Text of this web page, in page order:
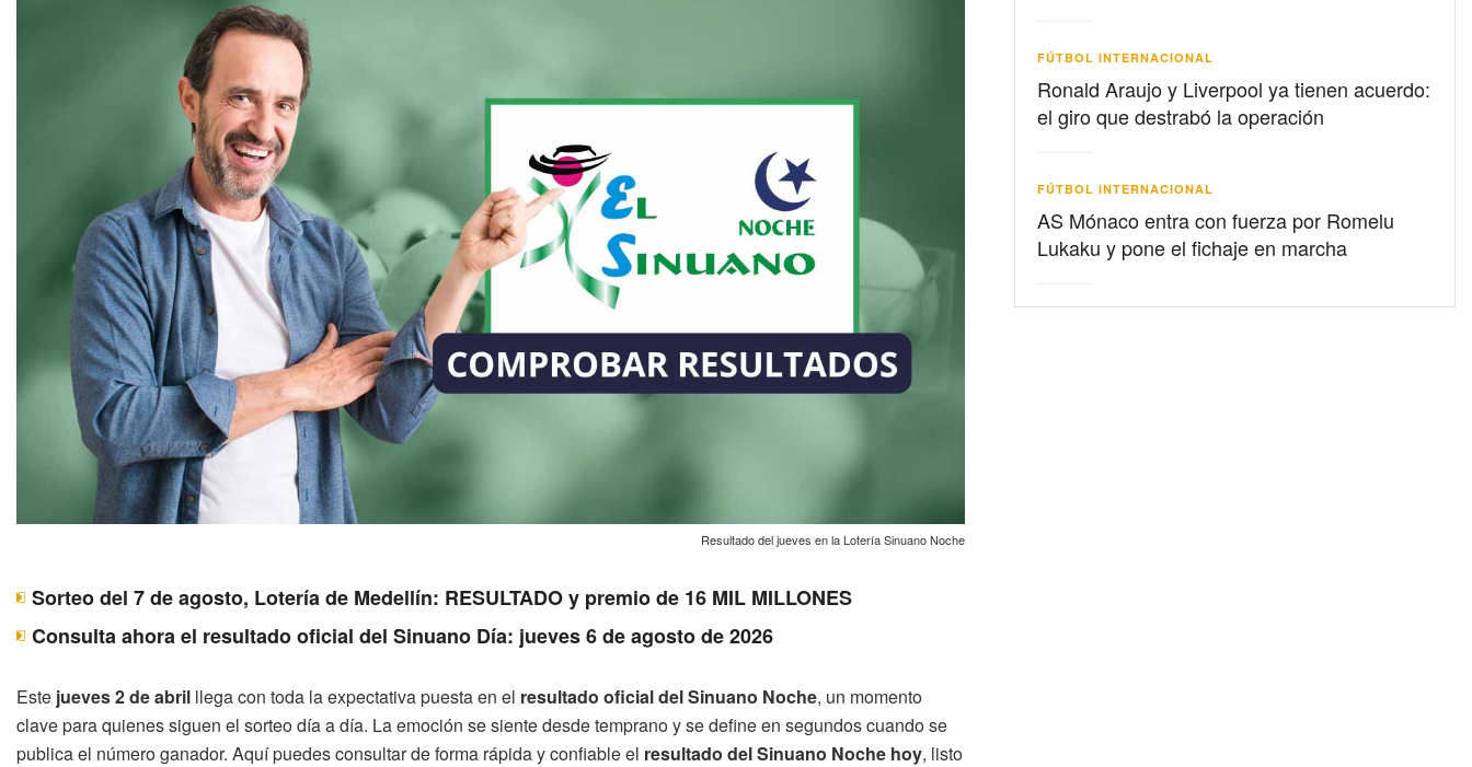
Resultado del jueves en la Lotería Sinuano Noche
Sorteo del 7 de agosto, Lotería de Medellín: RESULTADO y premio de 16 MIL MILLONES
Consulta ahora el resultado oficial del Sinuano Día: jueves 6 de agosto de 2026
Este jueves 2 de abril llega con toda la expectativa puesta en el resultado oficial del Sinuano Noche, un momento
clave para quienes siguen el sorteo día a día. La emoción se siente desde temprano y se define en segundos cuando se
publica el número ganador. Aquí puedes consultar de forma rápida y confiable el resultado del Sinuano Noche hoy, listo
FÚTBOL INTERNACIONAL
Ronald Araujo y Liverpool ya tienen acuerdo:
el giro que destrabó la operación
FÚTBOL INTERNACIONAL
AS Mónaco entra con fuerza por Romelu
Lukaku y pone el fichaje en marcha